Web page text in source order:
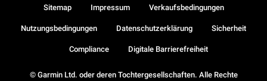
© Garmin Ltd. oder deren Tochtergesellschaften. Alle Rechte
Sitemap Impressum Verkaufsbedingungen
Nutzungsbedingungen Datenschutzerklärung Sicherheit
Compliance Digitale Barrierefreiheit